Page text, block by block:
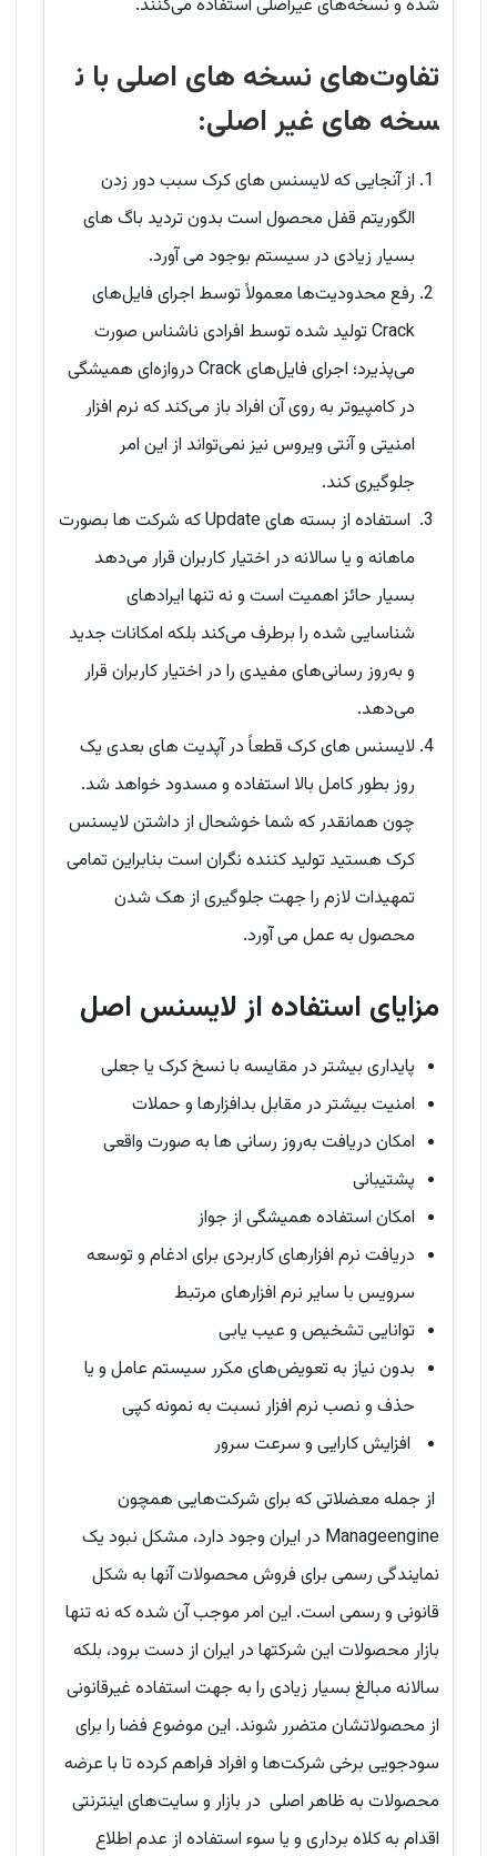
شده و نسخه‌های غیراصلی استفاده می‌کنند.
تفاوت‌های نسخه های اصلی با ن
سخه های غیر اصلی:
از آنجایی که لایسنس های کرک سبب دور زدن
الگوریتم قفل محصول است بدون تردید باگ های
بسیار زیادی در سیستم بوجود می آورد.
رفع محدودیت‌ها معمولاً توسط اجرای فایل‌های
Crack تولید شده توسط افرادی ناشناس صورت
می‌پذیرد؛ اجرای فایل‌های Crack دروازه‌ای همیشگی
در کامپیوتر به روی آن افراد باز می‌کند که نرم افزار
امنیتی و آنتی ویروس نیز نمی‌تواند از این امر
جلوگیری کند.
استفاده از بسته های Update که شرکت ها بصورت
ماهانه و یا سالانه در اختیار کاربران قرار می‌دهد
بسیار حائز اهمیت است و نه تنها ایرادهای
شناسایی شده را برطرف می‌کند بلکه امکانات جدید
و به‌روز رسانی‌های مفیدی را در اختیار کاربران قرار
می‌دهد.
لایسنس های کرک قطعاً در آپدیت های بعدی یک
روز بطور کامل بالا استفاده و مسدود خواهد شد.
چون همانقدر که شما خوشحال از داشتن لایسنس
کرک هستید تولید کننده نگران است بنابراین تمامی
تمهیدات لازم را جهت جلوگیری از هک شدن
محصول به عمل می آورد.
مزایای استفاده از لایسنس اصل
پایداری بیشتر در مقایسه با نسخ کرک یا جعلی
امنیت بیشتر در مقابل بدافزارها و حملات
امکان دریافت به‌روز رسانی ها به صورت واقعی
پشتیبانی
امکان استفاده همیشگی از جواز
دریافت نرم افزارهای کاربردی برای ادغام و توسعه
سرویس با سایر نرم افزارهای مرتبط
توانایی تشخیص و عیب یابی
بدون نیاز به تعویض‌های مکرر سیستم عامل و یا
حذف و نصب نرم افزار نسبت به نمونه کپی
افزایش کارایی و سرعت سرور
از جمله معضلاتی که برای شرکت‌هایی همچون
Manageengine در ایران وجود دارد، مشکل نبود یک
نمایندگی رسمی برای فروش محصولات آنها به شکل
قانونی و رسمی است. این امر موجب آن شده که نه تنها
بازار محصولات این شرکتها در ایران از دست برود، بلکه
سالانه مبالغ بسیار زیادی را به جهت استفاده غیرقانونی
از محصولاتشان متضرر شوند. این موضوع فضا را برای
سودجویی برخی شرکت‌ها و افراد فراهم کرده تا با عرضه
محصولات به ظاهر اصلی در بازار و سایت‌های اینترنتی
اقدام به کلاه برداری و یا سوء استفاده از عدم اطلاع